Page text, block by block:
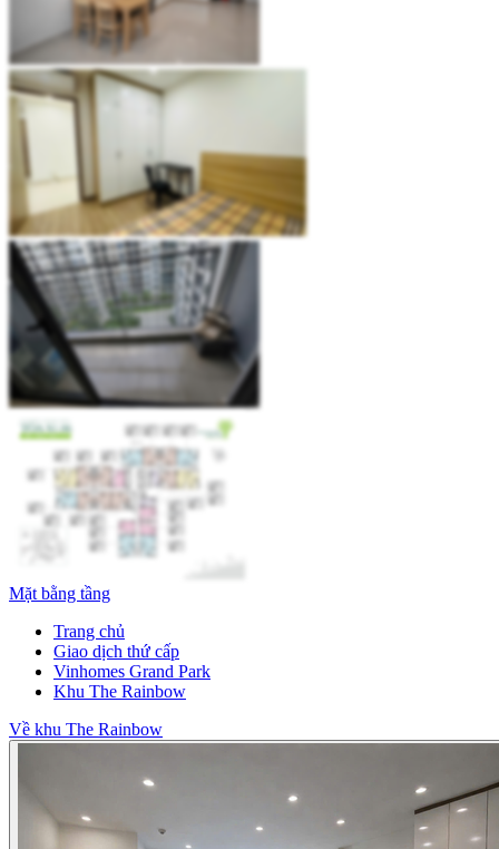
Mặt bằng tầng
Trang chủ
Giao dịch thứ cấp
Vinhomes Grand Park
Khu The Rainbow
Về khu The Rainbow